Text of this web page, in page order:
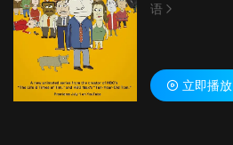
语
立即播放